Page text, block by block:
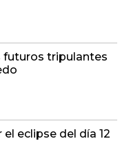
futuros tripulantes
eclipse del día 12